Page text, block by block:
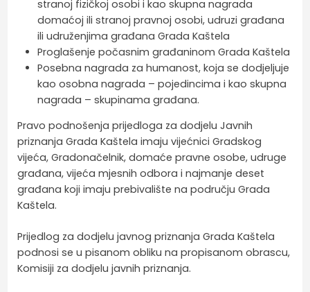
stranoj fizičkoj osobi i kao skupna nagrada
domaćoj ili stranoj pravnoj osobi, udruzi građana
ili udruženjima građana Grada Kaštela
Proglašenje počasnim građaninom Grada Kaštela
Posebna nagrada za humanost, koja se dodjeljuje
kao osobna nagrada – pojedincima i kao skupna
nagrada – skupinama građana.
Pravo podnošenja prijedloga za dodjelu Javnih
priznanja Grada Kaštela imaju vijećnici Gradskog
vijeća, Gradonačelnik, domaće pravne osobe, udruge
građana, vijeća mjesnih odbora i najmanje deset
građana koji imaju prebivalište na području Grada
Kaštela.
Prijedlog za dodjelu javnog priznanja Grada Kaštela
podnosi se u pisanom obliku na propisanom obrascu,
Komisiji za dodjelu javnih priznanja.